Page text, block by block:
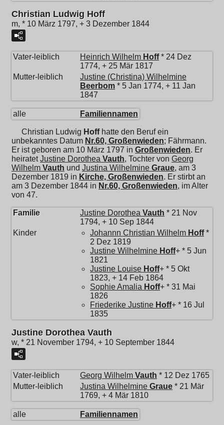
Christian Ludwig Hoff
m, * 10 März 1797, + 3 Dezember 1844
Vater-leiblich Heinrich Wilhelm Hoff* 24 Dez
1774, + 25 Mär 1817
Mutter-leiblich
Justine (Christina) Wilhelmine
Beerbom * 5 Jan 1774, + 11 Jan
1847
alle Familiennamen
Christian Ludwig Hoffhatte den Beruf ein
unbekanntes Datum Nr.60, Großenwieden; Fährmann.
Er ist geboren am 10 März 1797 in Großenwieden. Er
heiratetJustine Dorothea Vauth, Tochter von Georg
Wilhelm Vauth und Justina Wilhelmine Graue, am 3
Dezember 1819 in Kirche, Großenwieden. Er stirbt an
am 3 Dezember 1844 in Nr.60, Großenwieden, im Alter
von 47.
Familie Justine Dorothea Vauth * 21 Nov
1794, + 10 Sep 1844
Kinder
Johannn Christian Wilhelm Hoff*
2 Dez 1819
Justine Wilhelmine Hoff+ * 5 Jun
1821
Justine Louise Hoff+ * 5 Okt
1823, + 14 Feb 1864
Sophie Amalia Hoff+ * 31 Mai
1826
Friederike Justine Hoff+ * 16 Jul
1835
Justine Dorothea Vauth
w, * 21 November 1794, + 10 September 1844
Vater-leiblich Georg Wilhelm Vauth * 12 Dez 1765
Mutter-leiblich
Justina Wilhelmine Graue * 21 Mär
1769, + 4 Mär 1810
alle Familiennamen